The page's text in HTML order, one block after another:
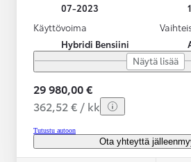
07-2023
Käyttövoima
Hybridi Bensiini
Näytä lisää
29 980,00 €
362,52 € / kk
Tutustu autoon
Ota yhteyttä